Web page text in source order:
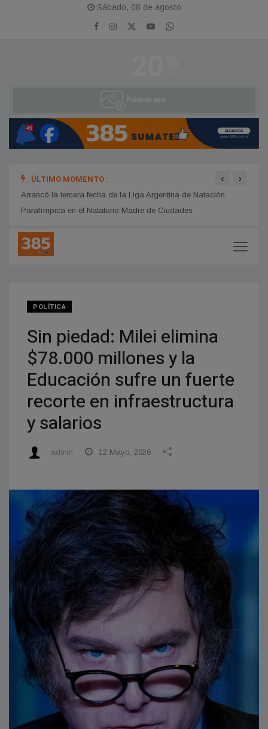
Sábado, 08 de agosto
ÚLTIMO MOMENTO :
Arrancó la tercera fecha de la Liga Argentina de Natación
Paralímpica en el Natatorio Madre de Ciudades
‹ ›
POLÍTICA
Sin piedad: Milei elimina
$78.000 millones y la
Educación sufre un fuerte
recorte en infraestructura
y salarios
admin 12 Mayo, 2026